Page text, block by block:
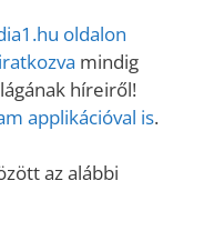
oldalon
mindig
híreiről!
applikációval is.
az alábbi